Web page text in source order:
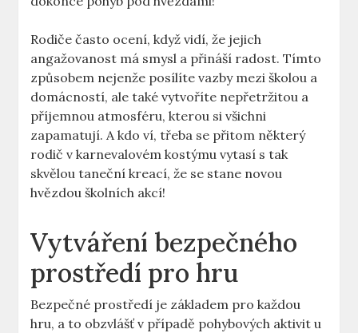
Rodiče často ocení, když vidí, že jejich
‍angažovanost má smysl a přináší radost. Tímto
‌způsobem nejenže posílíte vazby mezi školou a
domácností,⁤ ale také vytvoříte nepřetržitou ‌a
příjemnou atmosféru, kterou si všichni
zapamatují.‍ A kdo ví, třeba se přitom některý
rodič v karnevalovém kostýmu vytasí s tak
skvělou‍ taneční kreací, že se stane novou
hvězdou školních akcí!
Vytváření bezpečného
prostředí ⁤pro hru
Bezpečné prostředí je základem pro každou
hru, a to obzvlášť v případě pohybových aktivit u